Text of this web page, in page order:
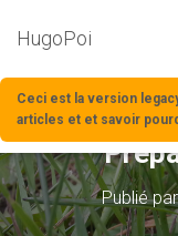
HugoPoi
Ceci est la version
articles et et savoir
Publié